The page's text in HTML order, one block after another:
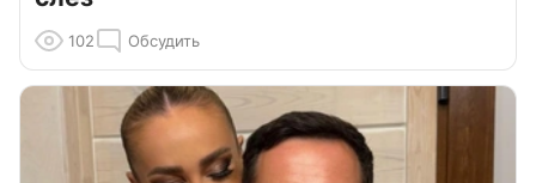
102 Обсудить